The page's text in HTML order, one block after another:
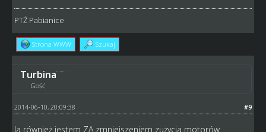
PTŻ Pabianice
Strona WWW Szukaj
Turbina
Gość
#9
2014-06-10, 20:09:38
Ja również jestem ZA zmniejszeniem zużycia motorów